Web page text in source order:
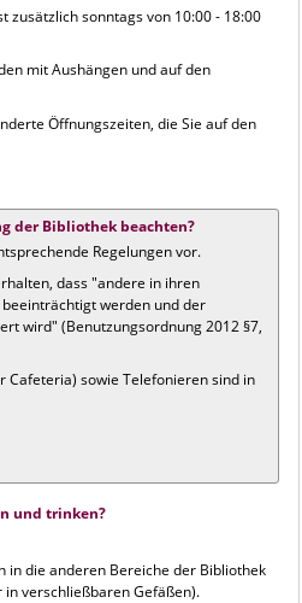
zusätzlich sonntags von 10:00 - 18:00
mit Aushängen und auf den
Öffnungszeiten, die Sie auf den
der Bibliothek beachten?
Regelungen vor.
dass "andere in ihren
werden und der
wird" (Benutzungsordnung 2012 §7,
Cafeteria) sowie Telefonieren sind in
und trinken?
in die anderen Bereiche der Bibliothek
verschließbaren Gefäßen).